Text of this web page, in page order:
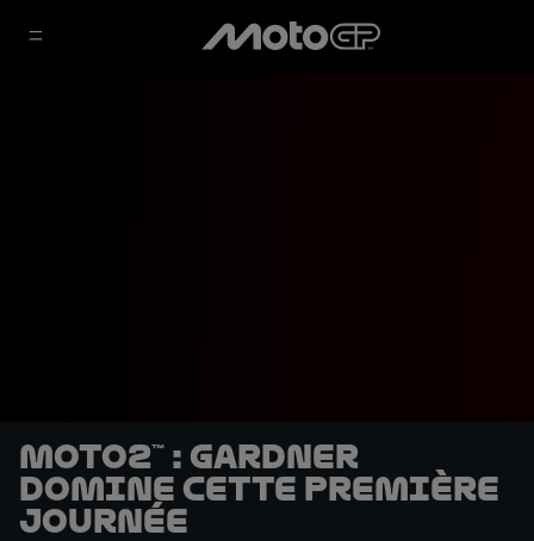
Moto2™ : Gardner
domine cette première
journée